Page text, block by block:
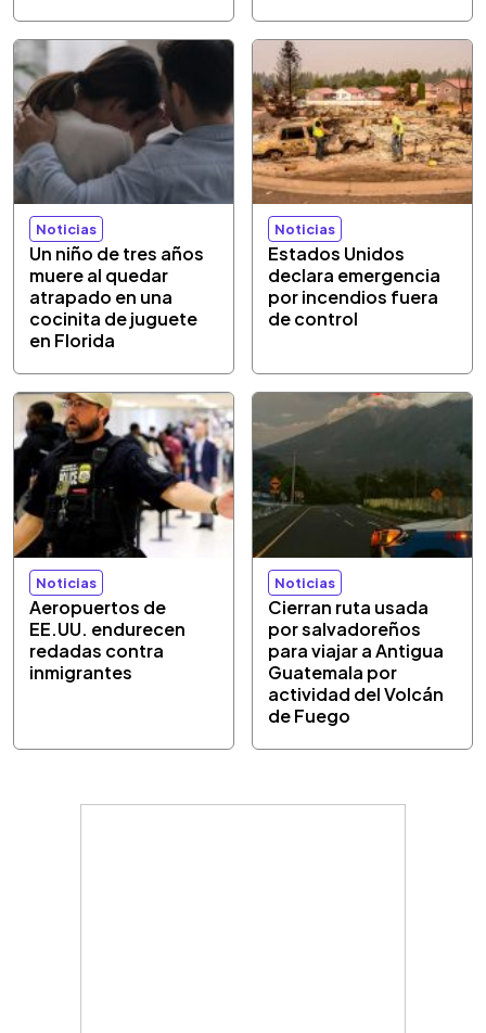
Noticias
Un niño de tres años
muere al quedar
atrapado en una
cocinita de juguete
en Florida
Noticias
Estados Unidos
declara emergencia
por incendios fuera
de control
Noticias
Aeropuertos de
EE.UU. endurecen
redadas contra
inmigrantes
Noticias
Cierran ruta usada
por salvadoreños
para viajar a Antigua
Guatemala por
actividad del Volcán
de Fuego